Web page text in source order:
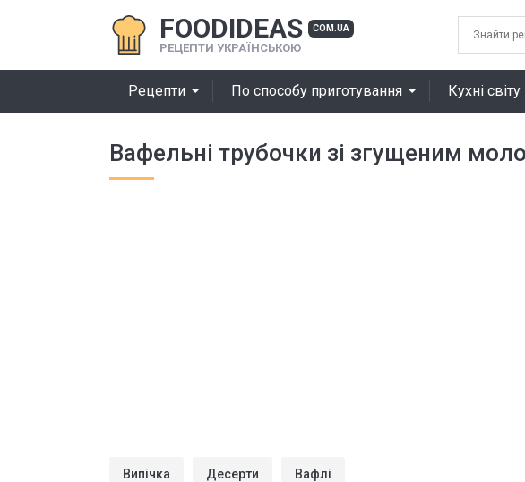
FOODIDEAS COM.UA
РЕЦЕПТИ УКРАЇНСЬКОЮ
Рецепти По способу приготування Кухні світу
Вафельні трубочки зі згущеним
Випічка Десерти Вафлі